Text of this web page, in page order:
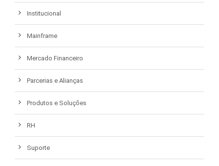
Institucional
Mainframe
Mercado Financeiro
Parcerias e Alianças
Produtos e Soluções
RH
Suporte